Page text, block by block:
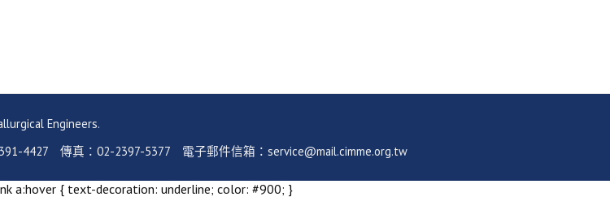
Engineers.
4427 傳真：02-2397-5377 電子郵件信箱：service@mail.cimme.org.tw
a:hover { text-decoration: underline; color: #900; }